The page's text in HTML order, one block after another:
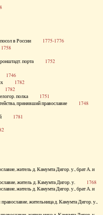
посол в России 1775-1776
1758
Кронштадт. порта 1752
1746
1782
1782
полка 1751
принявший православие 1748
1781
житель д. Камумта Дигор. у., брат А. и
житель д. Камумта Дигор. у. 1768
житель д. Камумта Дигор. у., брат А. и
жительница д. Камумта Дигор. у.,